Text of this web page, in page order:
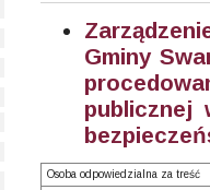
Gminy
publicznej
Osoba odpowiedzialna za treść